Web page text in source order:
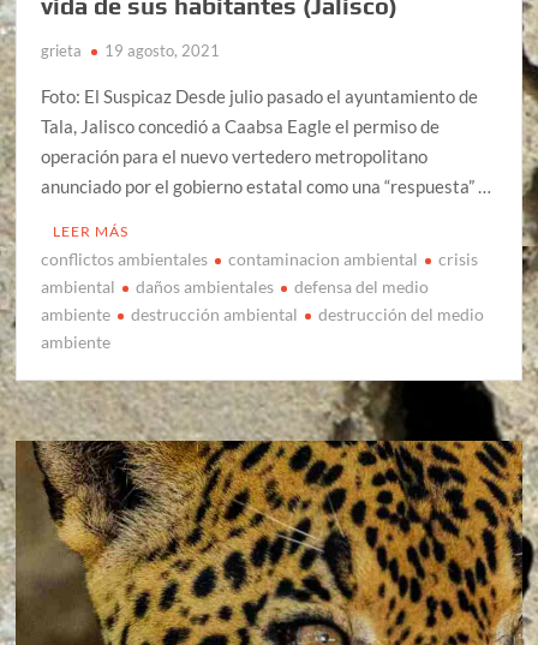
vida de sus habitantes (Jalisco)
grieta 19 agosto, 2021
Foto: El Suspicaz Desde julio pasado el ayuntamiento de
Tala, Jalisco concedió a Caabsa Eagle el permiso de
operación para el nuevo vertedero metropolitano
anunciado por el gobierno estatal como una “respuesta” …
LEER MÁS
conflictos ambientales contaminacion ambiental
crisis
ambiental
daños ambientales
defensa del medio
ambiente
destrucción ambiental
destrucción del medio
ambiente